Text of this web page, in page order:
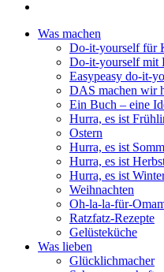
Was machen
Do-it-yourself für
Do-it-yourself mit
Easypeasy do-it-
DAS machen wir
Ein Buch – eine
Hurra, es ist
Ostern
Hurra, es ist
Hurra, es ist
Hurra, es ist
Weihnachten
Oh-la-la-für-
Ratzfatz-Rezepte
Gelüsteküche
Was lieben
Glücklichmacher